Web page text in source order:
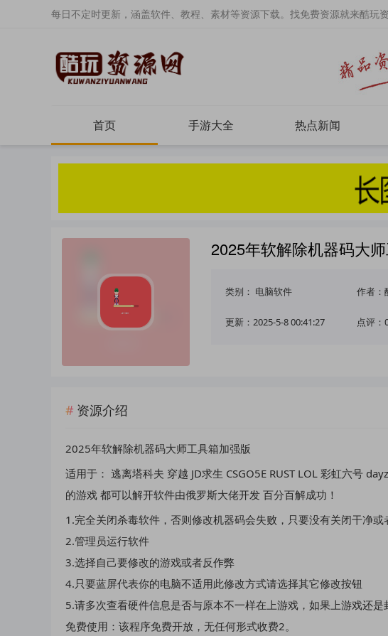
每日不定时更新，涵盖软件、教程、素材等资源下载。找免费资源就来酷玩资
首页 手游大全 热点新闻
2025年软解除机器码大
类别： 电脑软件 作者：
更新：2025-5-8 00:41:27 点评：
资源介绍
2025年软解除机器码大师工具箱加强版
适用于： 逃离塔科夫 穿越 JD求生 CSGO5E RUST LOL 彩虹六号
的游戏 都可以解开软件由俄罗斯大佬开发 百分百解成功！
1.完全关闭杀毒软件，否则修改机器码会失败，只要没有关闭干净
2.管理员运行软件
3.选择自己要修改的游戏或者反作弊
4.只要蓝屏代表你的电脑不适用此修改方式请选择其它修改按钮
5.请多次查看硬件信息是否与原本不一样在上游戏，如果上游戏还
免费使用：该程序免费开放，无任何形式收费2。